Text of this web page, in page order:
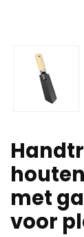
met
voor